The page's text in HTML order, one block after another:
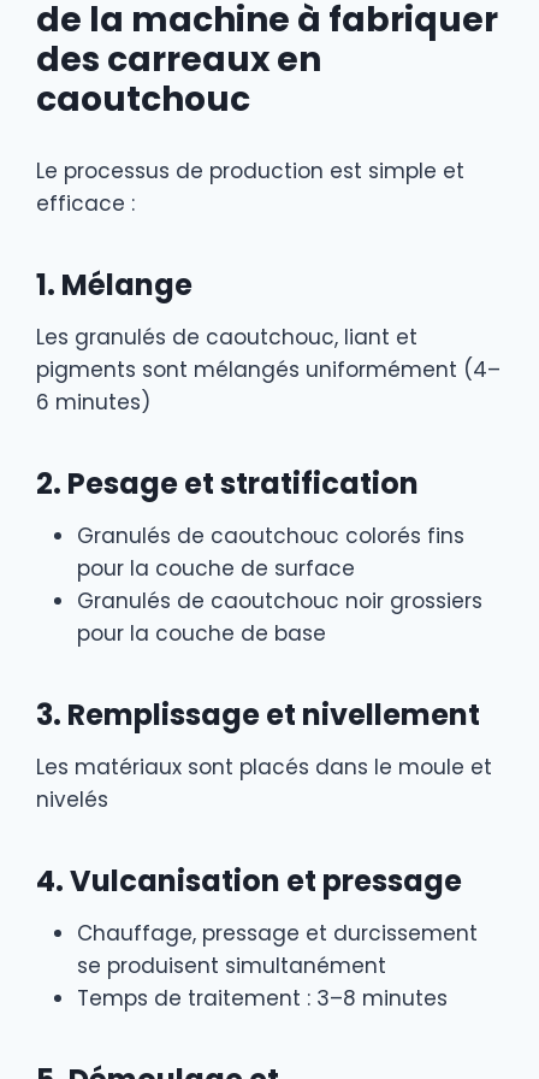
de la machine à fabriquer
des carreaux en
caoutchouc
Le processus de production est simple et
efficace :
1. Mélange
Les granulés de caoutchouc, liant et
pigments sont mélangés uniformément (4–
6 minutes)
2. Pesage et stratification
Granulés de caoutchouc colorés fins
pour la couche de surface
Granulés de caoutchouc noir grossiers
pour la couche de base
3. Remplissage et nivellement
Les matériaux sont placés dans le moule et
nivelés
4. Vulcanisation et pressage
Chauffage, pressage et durcissement
se produisent simultanément
Temps de traitement : 3–8 minutes